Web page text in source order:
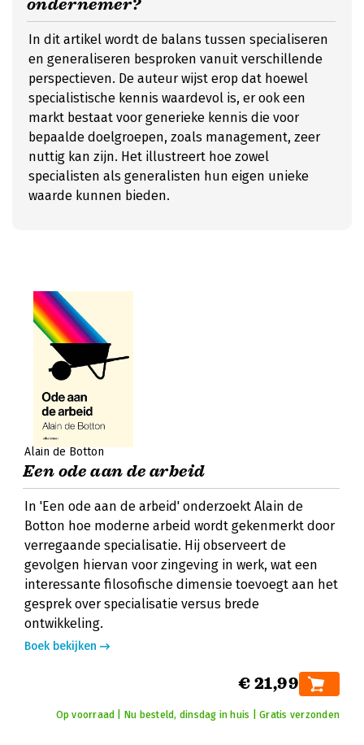
ondernemer?
In dit artikel wordt de balans tussen specialiseren
en generaliseren besproken vanuit verschillende
perspectieven. De auteur wijst erop dat hoewel
specialistische kennis waardevol is, er ook een
markt bestaat voor generieke kennis die voor
bepaalde doelgroepen, zoals management, zeer
nuttig kan zijn. Het illustreert hoe zowel
specialisten als generalisten hun eigen unieke
waarde kunnen bieden.
Alain de Botton
Een ode aan de arbeid
In 'Een ode aan de arbeid' onderzoekt Alain de
Botton hoe moderne arbeid wordt gekenmerkt door
verregaande specialisatie. Hij observeert de
gevolgen hiervan voor zingeving in werk, wat een
interessante filosofische dimensie toevoegt aan het
gesprek over specialisatie versus brede
ontwikkeling.
Boek bekijken
€ 21,99
Op voorraad | Nu besteld, dinsdag in huis | Gratis verzonden